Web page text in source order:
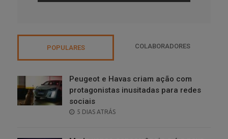
POPULARES COLABORADORES
Peugeot e Havas criam ação com
protagonistas inusitadas para redes
sociais
POSTED
5 DIAS ATRÁS